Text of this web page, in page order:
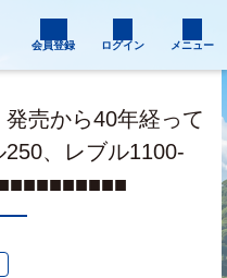
会員登録 ログイン メニュー
売から40年経って
、レブル1100-